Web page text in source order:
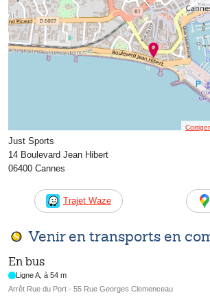
Just Sports
14 Boulevard Jean Hibert
06400 Cannes
Trajet Waze
Venir en transports en
En bus
Ligne A, à 54 m
Arrêt Rue du Port - 55 Rue Georges Clemenceau